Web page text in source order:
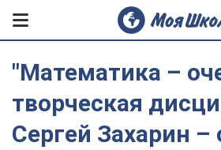
"Математика –
творческая
Сергей Захарин –